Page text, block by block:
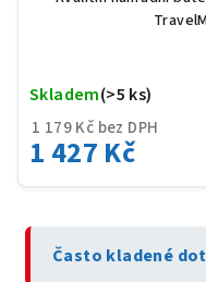
1 179 Kč bez DPH
1 427 Kč
Skladem(>5 ks)
Často kladené